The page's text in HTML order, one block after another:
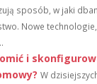
sposób, w jaki
Nowe
i
W